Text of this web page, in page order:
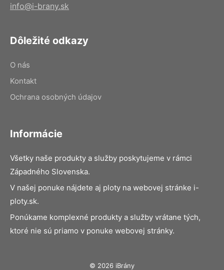
info@i-brany.sk
Dôležité odkazy
O nás
Kontakt
Ochrana osobných údajov
Informácie
Všetky naše produkty a služby poskytujeme v rámci
Západného Slovenska.
V našej ponuke nájdete aj ploty na webovej stránke i-
ploty.sk.
Ponúkame komplexné produkty a služby vrátane tých,
ktoré nie sú priamo v ponuke webovej stránky.
© 2026 iBrány